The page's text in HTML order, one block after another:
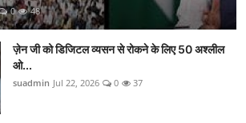
0 48
ज़ेन जी को डिजिटल व्यसन से रोकने के लिए 50 अश्लील
ओ...
suadmin Jul 22, 2026 0 37